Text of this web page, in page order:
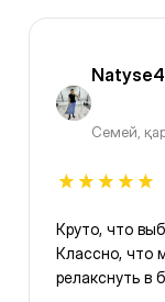
Семей,
Круто, что
Классно, что
релакснуть в